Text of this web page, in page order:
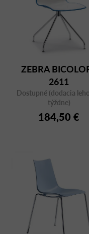
ZEBRA
2611
Dostupné (dodacia
týždne)
184,50 €